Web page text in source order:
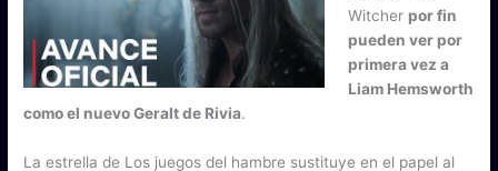
Witcher por fin
pueden ver por
primera vez a
Liam Hemsworth
como el nuevo Geralt de Rivia.
La estrella de Los juegos del hambre sustituye en el papel al